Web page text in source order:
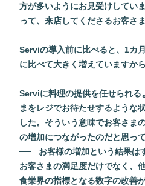
方が多いようにお見受けしてい
って、来店してくださるお客さ
Serviの導入前に比べると、1カ
に比べて大きく増えていますから
Serviに料理の提供を任せられる
まをレジでお待たせするような
した。そういう意味でお客さま
の増加につながったのだと思って
お客様の増加という結果は
お客さまの満足度だけでなく、
食業界の指標となる数字の改善